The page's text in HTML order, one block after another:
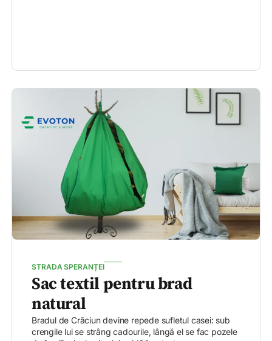
STRADA SPERANȚEI
Sac textil pentru brad
natural
Bradul de Crăciun devine repede sufletul casei: sub
crengile lui se strâng cadourile, lângă el se fac pozele